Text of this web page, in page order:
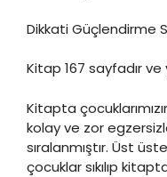
Dikkati Güçlendirme
Kitap 167 sayfadır ve
Kitapta
kolay ve zor
sıralanmıştır. Üst
çocuklar sıkılıp